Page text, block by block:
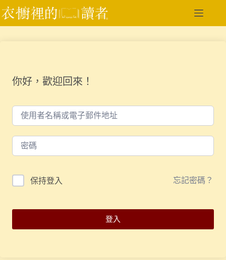
跳
至
你好，歡迎回來！
保持登入 忘記密碼？
登入